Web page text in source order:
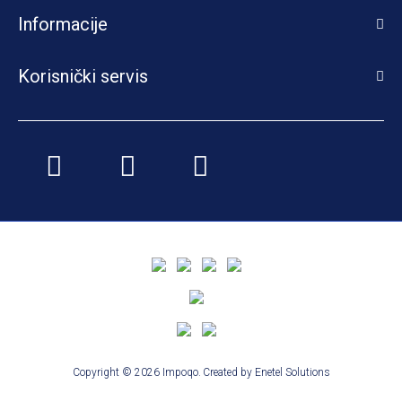
Informacije
Korisnički servis
Copyright © 2026 Impoqo. Created by Enetel Solutions